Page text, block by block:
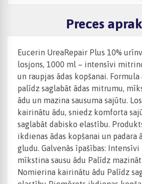
Preces
Eucerin UreaRepair Plus 10%
losjons, 1000 ml – intensīvi
un raupjas ādas kopšanai.
palīdz saglabāt ādas mitrumu,
ādu un mazina sausuma sajūtu.
kairinātu ādu, sniedz komforta
saglabāt dabisko elastību.
ikdienas ādas kopšanai un padara
gludu. Galvenās īpašības:
mīkstina sausu ādu Palīdz
Nomierina kairinātu ādu Palīdz